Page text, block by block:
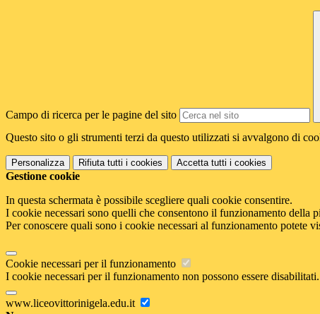
Campo di ricerca per le pagine del sito
Questo sito o gli strumenti terzi da questo utilizzati si avvalgono di
Personalizza Rifiuta tutti i cookies Accetta tutti i cookies
Gestione cookie
In questa schermata è possibile scegliere quali cookie consentire.
I cookie necessari sono quelli che consentono il funzionamento della
Per conoscere quali sono i cookie necessari al funzionamento potete
Cookie necessari per il funzionamento
I cookie necessari per il funzionamento non possono essere
www.liceovittorinigela.edu.it